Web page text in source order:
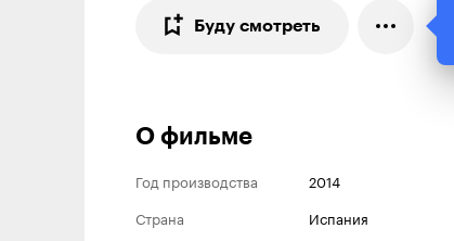
Буду смотреть
О фильме
Год производства
2014
Страна
Испания